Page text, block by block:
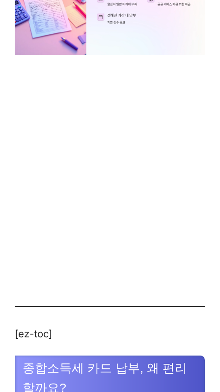
[ez-toc]
종합소득세 카드 납부, 왜 편리
할까요?